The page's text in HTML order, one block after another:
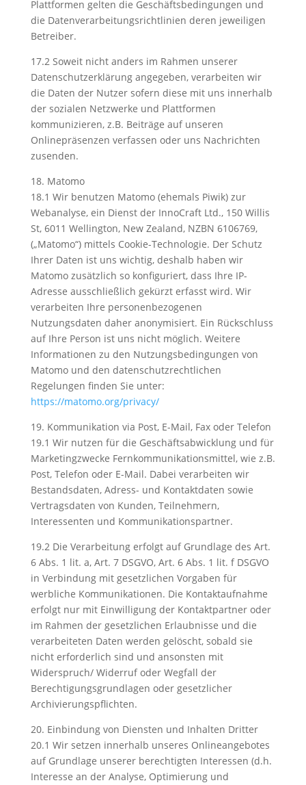
Plattformen gelten die Geschäftsbedingungen und
die Datenverarbeitungsrichtlinien deren jeweiligen
Betreiber.
17.2 Soweit nicht anders im Rahmen unserer
Datenschutzerklärung angegeben, verarbeiten wir
die Daten der Nutzer sofern diese mit uns innerhalb
der sozialen Netzwerke und Plattformen
kommunizieren, z.B. Beiträge auf unseren
Onlinepräsenzen verfassen oder uns Nachrichten
zusenden.
18. Matomo
18.1 Wir benutzen Matomo (ehemals Piwik) zur
Webanalyse, ein Dienst der InnoCraft Ltd., 150 Willis
St, 6011 Wellington, New Zealand, NZBN 6106769,
(„Matomo“) mittels Cookie-Technologie. Der Schutz
Ihrer Daten ist uns wichtig, deshalb haben wir
Matomo zusätzlich so konfiguriert, dass Ihre IP-
Adresse ausschließlich gekürzt erfasst wird. Wir
verarbeiten Ihre personenbezogenen
Nutzungsdaten daher anonymisiert. Ein Rückschluss
auf Ihre Person ist uns nicht möglich. Weitere
Informationen zu den Nutzungsbedingungen von
Matomo und den datenschutzrechtlichen
Regelungen finden Sie unter:
https://matomo.org/privacy/
19. Kommunikation via Post, E-Mail, Fax oder Telefon
19.1 Wir nutzen für die Geschäftsabwicklung und für
Marketingzwecke Fernkommunikationsmittel, wie z.B.
Post, Telefon oder E-Mail. Dabei verarbeiten wir
Bestandsdaten, Adress- und Kontaktdaten sowie
Vertragsdaten von Kunden, Teilnehmern,
Interessenten und Kommunikationspartner.
19.2 Die Verarbeitung erfolgt auf Grundlage des Art.
6 Abs. 1 lit. a, Art. 7 DSGVO, Art. 6 Abs. 1 lit. f DSGVO
in Verbindung mit gesetzlichen Vorgaben für
werbliche Kommunikationen. Die Kontaktaufnahme
erfolgt nur mit Einwilligung der Kontaktpartner oder
im Rahmen der gesetzlichen Erlaubnisse und die
verarbeiteten Daten werden gelöscht, sobald sie
nicht erforderlich sind und ansonsten mit
Widerspruch/ Widerruf oder Wegfall der
Berechtigungsgrundlagen oder gesetzlicher
Archivierungspflichten.
20. Einbindung von Diensten und Inhalten Dritter
20.1 Wir setzen innerhalb unseres Onlineangebotes
auf Grundlage unserer berechtigten Interessen (d.h.
Interesse an der Analyse, Optimierung und